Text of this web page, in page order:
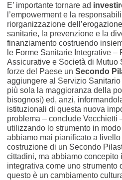
E’ importante tornare ad
l’empowerment e la
riorganizzazione
sanitarie, la prevenzione e la
finanziamento costruendo
le Forme Sanitarie Integrative
Assicurative e Società di Mutuo
forze del Paese un Secondo
aggiungere al Servizio
più sola la maggioranza della
bisognosi) ed, anzi,
istituzionali di questa nuova
problema – conclude Vecchietti
utilizzando lo strumento in
abbiamo mai pianificato a
costruzione di un Secondo
cittadini, ma abbiamo concepito
integrativa come uno strumento
questo è un cambiamento